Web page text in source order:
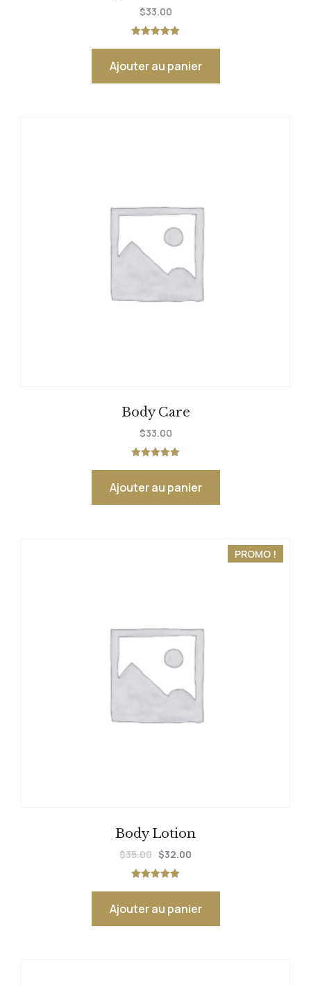
sur 5
$33.00
Ajouter au panier
Body Care
sur 5
$33.00
Ajouter au panier
PROMO !
Body Lotion
sur 5
$35.00 $32.00
Ajouter au panier